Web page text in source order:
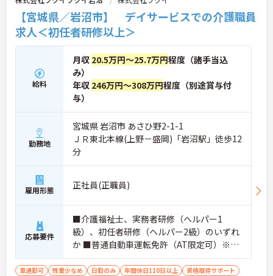
【宮城県／岩沼市】 デイサービスでの介護職員
求人＜初任者研修以上＞
給料
月収 20.5万円～25.7万円程度（諸手当込
み）
年収 246万円～308万円程度（別途賞与付
与）
勤務地
宮城県 岩沼市 あさひ野2-1-1
ＪＲ東北本線(上野－盛岡)「岩沼駅」徒歩12
分
雇用形態 正社員(正職員)
応募要件
■介護福祉士、実務者研修（ヘルパー1
級）、初任者研修（ヘルパー2級）のいずれ
か ■普通自動車運転免許（AT限定可）※ペ
ーパードライバー不可
車通勤可 残業少なめ 日勤のみ 年間休日110日以上
資格取得サポート